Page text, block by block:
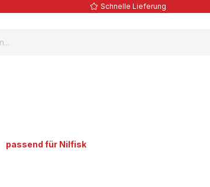
Schnelle Lieferung
passend für Nilfisk